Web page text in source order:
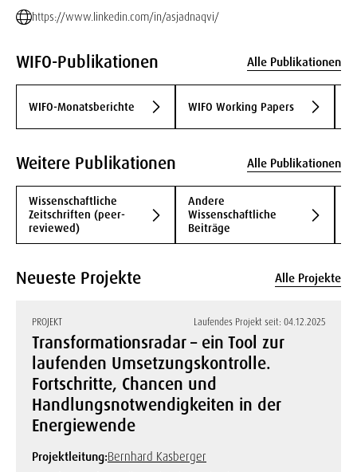
https://www.linkedin.com/in/asjadnaqvi/
WIFO-Publikationen Alle Publikationen
WIFO-Monatsberichte WIFO Working Papers
Weitere Publikationen Alle Publikationen
Wissenschaftliche
Zeitschriften (peer-
reviewed)
Andere
Wissenschaftliche
Beiträge
Neueste Projekte Alle Projekte
PROJEKT Laufendes Projekt seit: 04.12.2025
Transformationsradar – ein Tool zur
laufenden Umsetzungskontrolle.
Fortschritte, Chancen und
Handlungsnotwendigkeiten in der
Energiewende
Projektleitung:Bernhard Kasberger